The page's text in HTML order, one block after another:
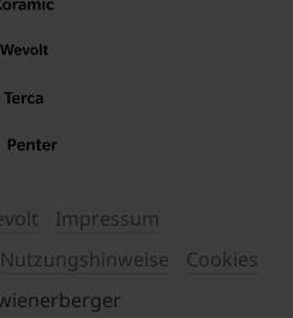
Impressum
Nutzungshinweise
Cookies